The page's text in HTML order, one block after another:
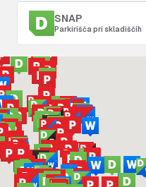
SNAP
Parkirišča pri skladiščih